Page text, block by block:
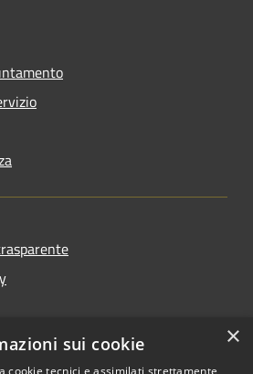
×
sui cookie
cookie tecnici e assimilati strettamente